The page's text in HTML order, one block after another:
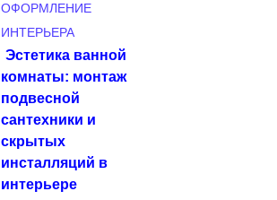
ОФОРМЛЕНИЕ
ИНТЕРЬЕРА
Эстетика ванной
комнаты: монтаж
подвесной
сантехники и
скрытых
инсталляций в
интерьере